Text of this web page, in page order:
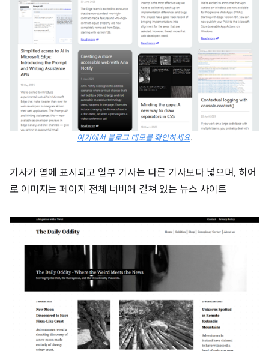
여기에서 블로그 데모를 확인하세요.
기사가 열에 표시되고 일부 기사는 다른 기사보다 넓으며, 히어
로 이미지는 페이지 전체 너비에 걸쳐 있는 뉴스 사이트